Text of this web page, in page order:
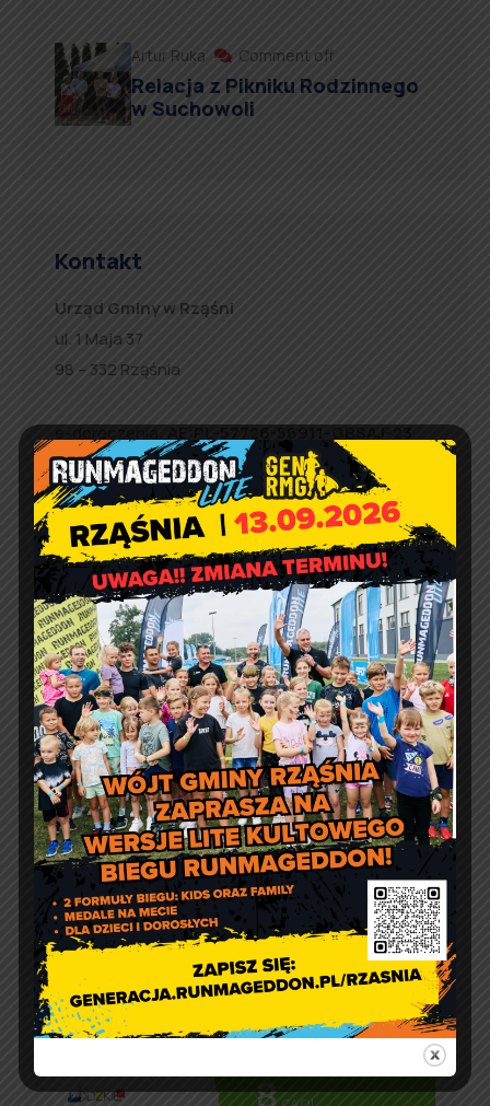
Artur Ruka Comment off
Relacja z Pikniku Rodzinnego
w Suchowoli
Kontakt
Urząd Gminy w Rząśni
ul. 1 Maja 37
98 – 332 Rząśnia
e-doręczenia:AE:PL-57726-56911-GBSAJ-23
adres email:gmina@rzasnia.pl
tel. 44 631-71-22 (biuro podawcze)
Godziny otwarcia Urzędu:
pon.: 9:00 – 17:00
wt. – pt.: 7:30 – 15:30
Jakość powietrza